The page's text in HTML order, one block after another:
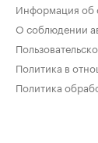
Информация об
О соблюдении
Политика в
Политика